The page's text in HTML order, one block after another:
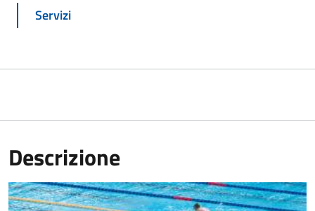
Servizi
Descrizione